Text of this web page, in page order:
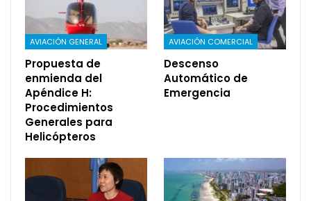
AVIACIÓN GENERAL
Propuesta de
enmienda del
Apéndice H:
Procedimientos
Generales para
Helicópteros
AVIACIÓN COMERCIAL
Descenso
Automático de
Emergencia